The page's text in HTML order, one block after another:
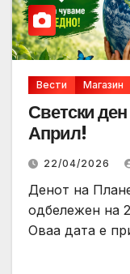
Вести Магазин
Светски ден
Април!
22/04/2026
Денот на
одбележен на
Оваа дата е